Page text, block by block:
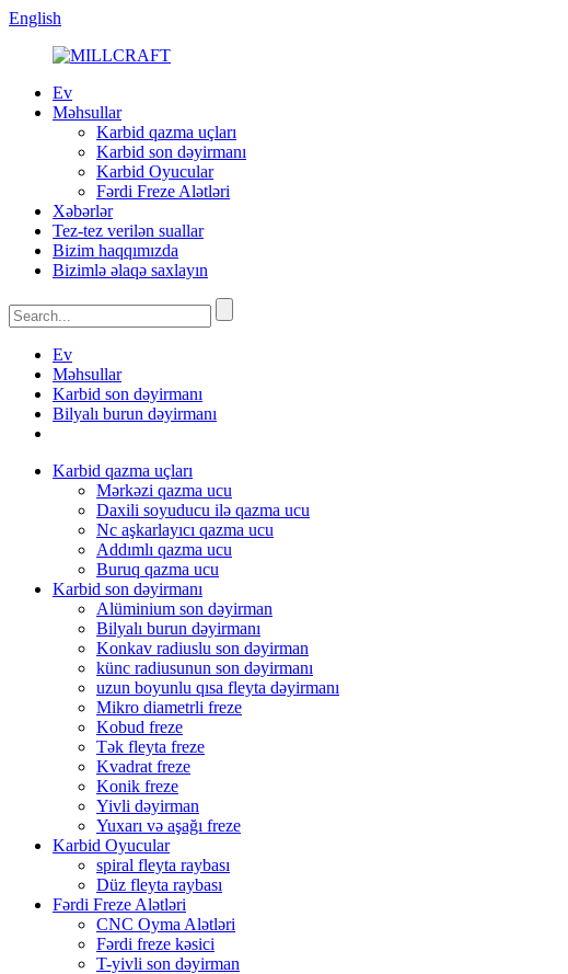
English
Ev
Məhsullar
Karbid qazma uçları
Karbid son dəyirmanı
Karbid Oyucular
Fərdi Freze Alətləri
Xəbərlər
Tez-tez verilən suallar
Bizim haqqımızda
Bizimlə əlaqə saxlayın
Ev
Məhsullar
Karbid son dəyirmanı
Bilyalı burun dəyirmanı
Karbid qazma uçları
Mərkəzi qazma ucu
Daxili soyuducu ilə qazma ucu
Nc aşkarlayıcı qazma ucu
Addımlı qazma ucu
Buruq qazma ucu
Karbid son dəyirmanı
Alüminium son dəyirman
Bilyalı burun dəyirmanı
Konkav radiuslu son dəyirman
künc radiusunun son dəyirmanı
uzun boyunlu qısa fleyta dəyirmanı
Mikro diametrli freze
Kobud freze
Tək fleyta freze
Kvadrat freze
Konik freze
Yivli dəyirman
Yuxarı və aşağı freze
Karbid Oyucular
spiral fleyta raybası
Düz fleyta raybası
Fərdi Freze Alətləri
CNC Oyma Alətləri
Fərdi freze kəsici
T-yivli son dəyirman